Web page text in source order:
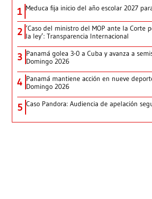
1 Meduca fija inicio del año escolar 2027
2 ‘Caso del ministro del MOP ante la Corte
la ley’: Transparencia Internacional
3 Panamá golea 3-0 a Cuba y avanza a
Domingo 2026
4 Panamá mantiene acción en nueve
Domingo 2026
5 Caso Pandora: Audiencia de apelación